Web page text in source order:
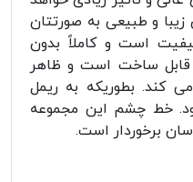
و طبیعی به صورتتان
است و کاملاً بدون
ساخت است و ظاهر
کند. بطوریکه به ریمل
خط چشم این مجموعه
برخوردار است.